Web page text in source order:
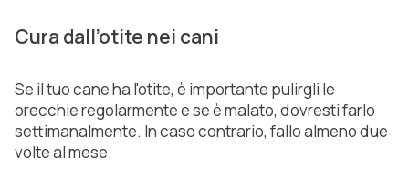
Cura dall’otite nei cani
Se il tuo cane ha l'otite, è importante pulirgli le
orecchie regolarmente e se è malato, dovresti farlo
settimanalmente. In caso contrario, fallo almeno due
volte al mese.